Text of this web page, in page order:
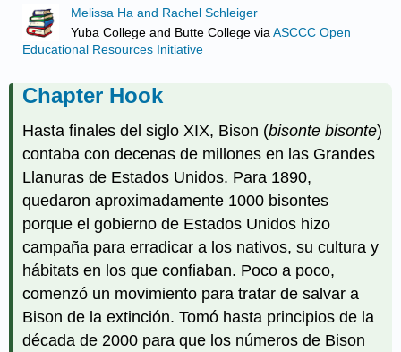
Melissa Ha and Rachel Schleiger
Yuba College and Butte College viaASCCC Open
Educational Resources Initiative
Chapter Hook
Hasta finales del siglo XIX, Bison (bisonte bisonte)
contaba con decenas de millones en las Grandes
Llanuras de Estados Unidos. Para 1890,
quedaron aproximadamente 1000 bisontes
porque el gobierno de Estados Unidos hizo
campaña para erradicar a los nativos, su cultura y
hábitats en los que confiaban. Poco a poco,
comenzó un movimiento para tratar de salvar a
Bison de la extinción. Tomó hasta principios de la
década de 2000 para que los números de Bison